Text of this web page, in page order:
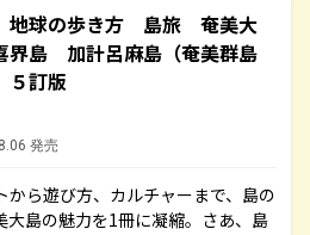
球の歩き方 島旅 奄美大
島 加計呂麻島（奄美群島
訂版
発売
ら遊び方、カルチャーまで、島の
大島の魅力を1冊に凝縮。さあ、島